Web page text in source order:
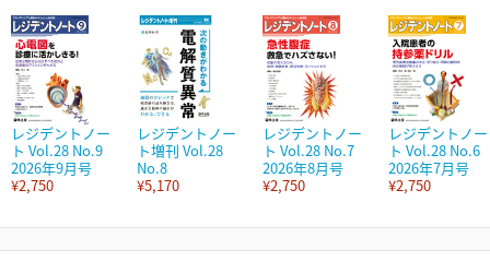
レジデントノー
ト Vol.28 No.9
2026年9月号
¥2,750
レジデントノー
ト増刊 Vol.28
No.8
¥5,170
レジデントノー
ト Vol.28 No.7
2026年8月号
¥2,750
レジデントノー
ト Vol.28 No.6
2026年7月号
¥2,750